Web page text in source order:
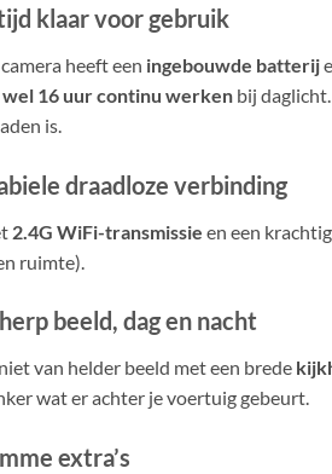
klaar voor gebruik
heeft een ingebouwde batterij
16 uur continu werkenbij
is.
draadloze verbinding
2.4G WiFi-transmissie en een
ruimte).
beeld, dag en nacht
van helder beeld met een brede
wat er achter je voertuig gebeurt.
extra’s